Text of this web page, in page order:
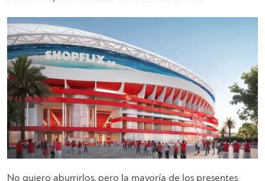
No quiero aburrirlos, pero la mayoría de los presentes